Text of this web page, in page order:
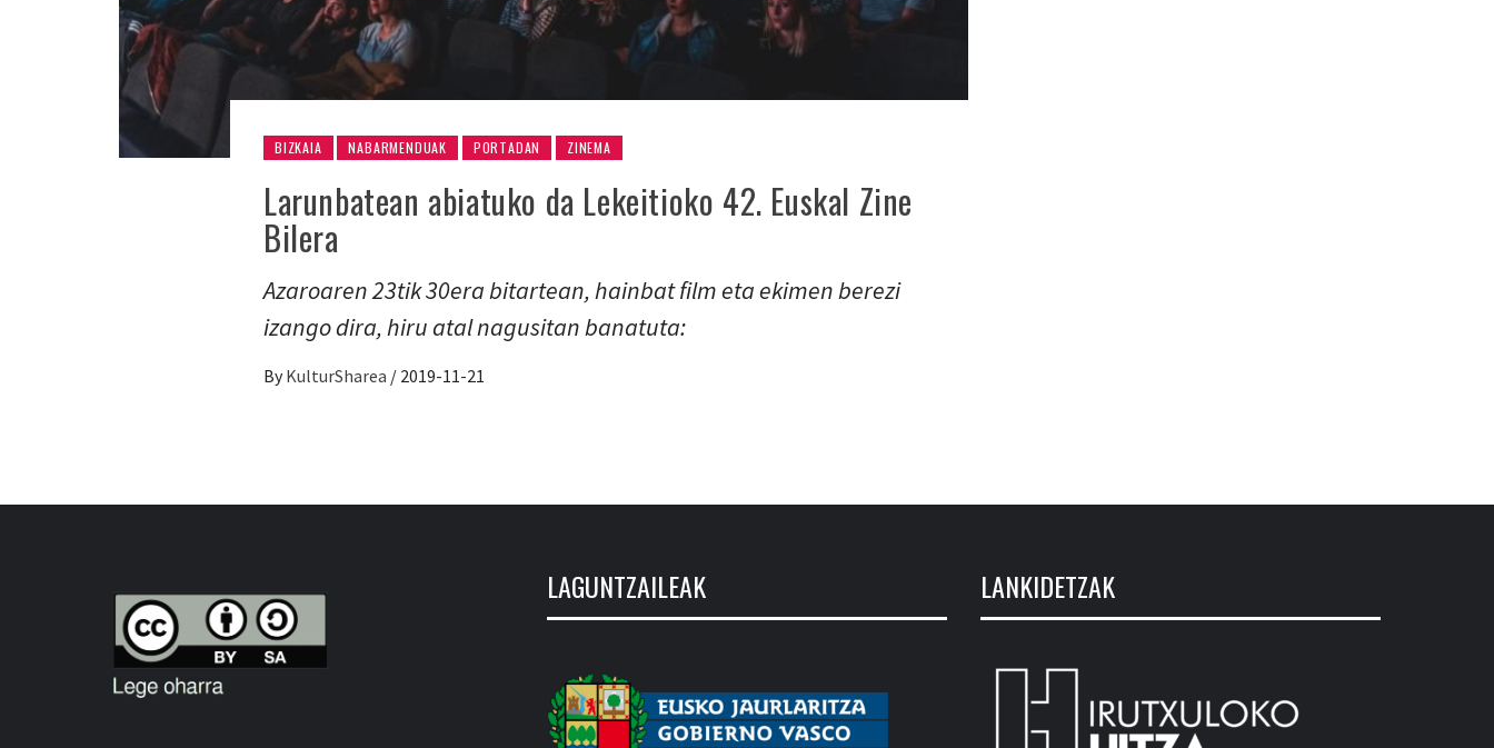
BIZKAIA NABARMENDUAK PORTADAN ZINEMA
Larunbatean abiatuko da Lekeitioko 42. Euskal Zine
Bilera
Azaroaren 23tik 30era bitartean, hainbat film eta ekimen berezi
izango dira, hiru atal nagusitan banatuta:
By KulturSharea / 2019-11-21
LAGUNTZAILEAK LANKIDETZAK